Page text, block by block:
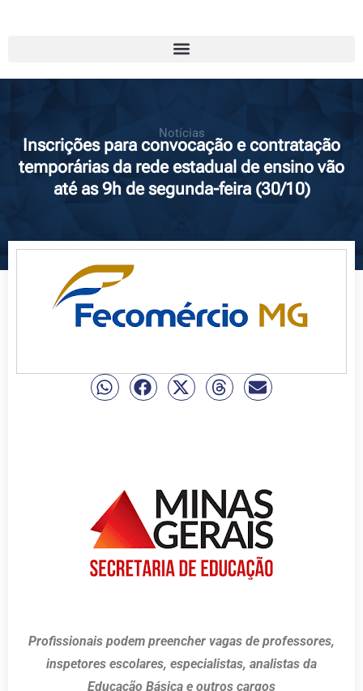
Notícias
Inscrições para convocação e contratação
temporárias da rede estadual de ensino vão
até as 9h de segunda-feira (30/10)
Profissionais podem preencher vagas de professores,
inspetores escolares, especialistas, analistas da
Educação Básica e outros cargos